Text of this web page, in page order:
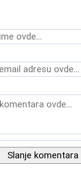
Slanje komentara